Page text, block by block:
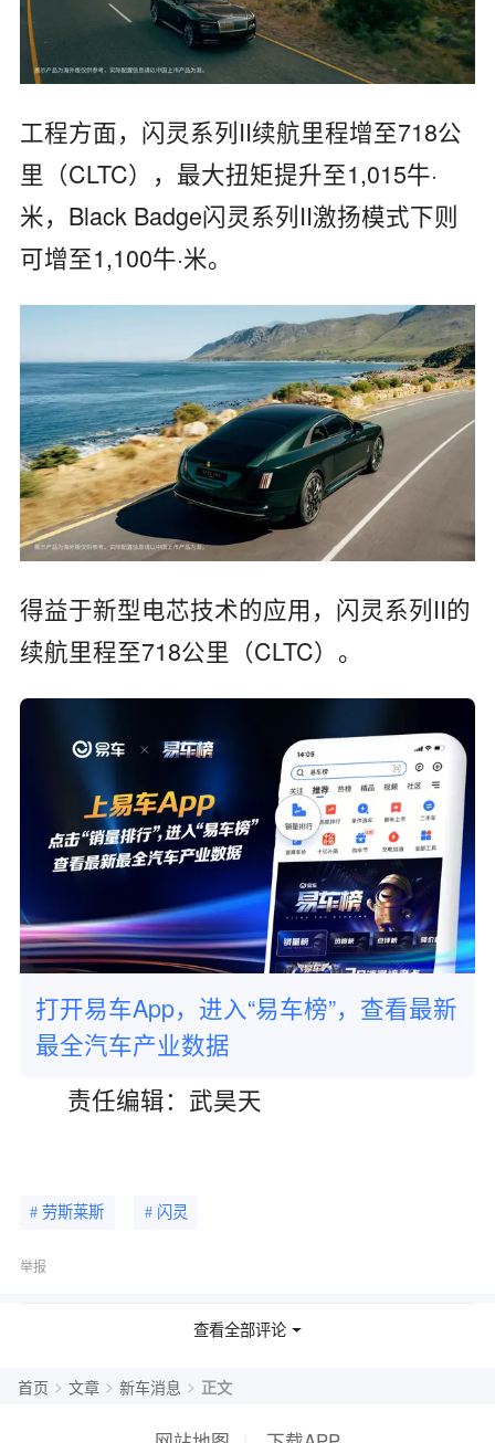
工程方面，闪灵系列II续航里程增至718公
里（CLTC），最大扭矩提升至1,015牛·
米，Black Badge闪灵系列II激扬模式下则
可增至1,100牛·米。
得益于新型电芯技术的应用，闪灵系列II的
续航里程至718公里（CLTC）。
打开易车App，进入“易车榜”，查看最新
最全汽车产业数据
责任编辑：武昊天
# 劳斯莱斯 # 闪灵
举报